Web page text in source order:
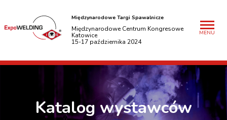
Międzynarodowe Targi Spawalnicze
Międzynarodowe Centrum Kongresowe
Katowice
15-17 października 2024
MENU
Katalog wystawców